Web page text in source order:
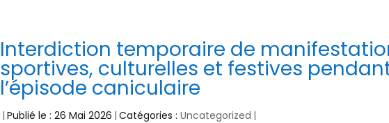
Interdiction temporaire de
sportives, culturelles et festives
l’épisode caniculaire
| Publié le : 26 Mai 2026 | Catégories : Uncategorized |